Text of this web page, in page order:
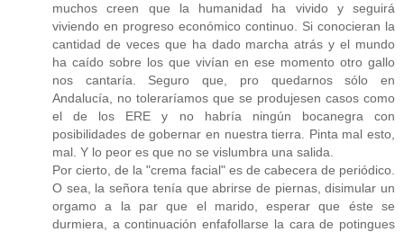
muchos creen que la humanidad ha vivido y seguirá
viviendo en progreso económico continuo. Si conocieran la
cantidad de veces que ha dado marcha atrás y el mundo
ha caído sobre los que vivían en ese momento otro gallo
nos cantaría. Seguro que, pro quedarnos sólo en
Andalucía, no toleraríamos que se produjesen casos como
el de los ERE y no habría ningún bocanegra con
posibilidades de gobernar en nuestra tierra. Pinta mal esto,
mal. Y lo peor es que no se vislumbra una salida.
Por cierto, de la "crema facial" es de cabecera de periódico.
O sea, la señora tenía que abrirse de piernas, disimular un
orgamo a la par que el marido, esperar que éste se
durmiera, a continuación enfafollarse la cara de potingues